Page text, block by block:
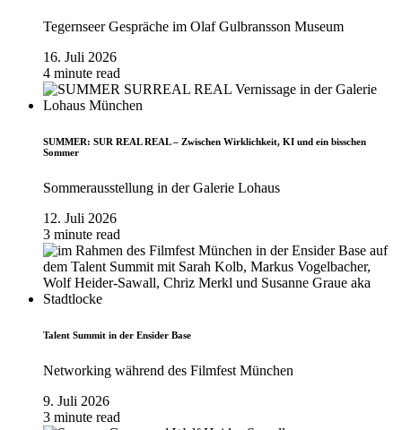
Tegernseer Gespräche im Olaf Gulbransson Museum
16. Juli 2026
4 minute read
SUMMER: SUR REAL REAL – Zwischen Wirklichkeit, KI und ein bisschen
Sommer
Sommerausstellung in der Galerie Lohaus
12. Juli 2026
3 minute read
Talent Summit in der Ensider Base
Networking während des Filmfest München
9. Juli 2026
3 minute read